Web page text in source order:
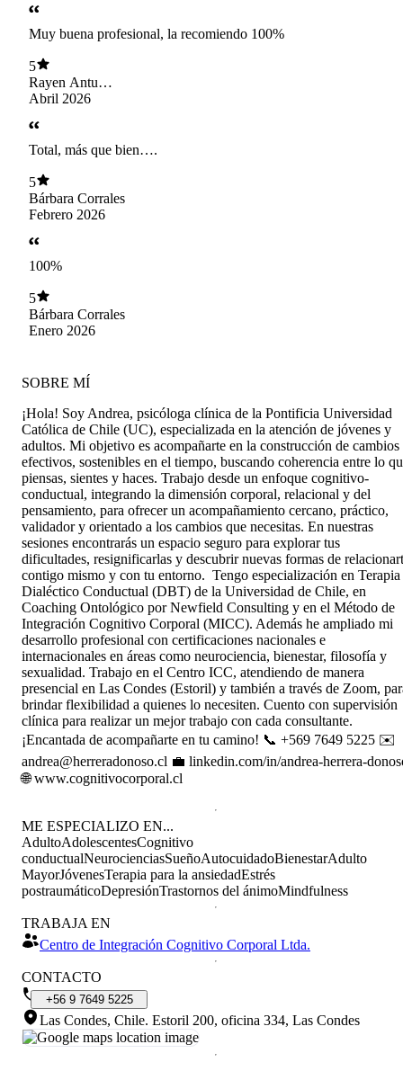
Muy buena profesional, la recomiendo 100%
5
Rayen Antu
Cantillano Matus
Abril 2026
Total, más que bien….
5
Bárbara Corrales
Febrero 2026
100%
5
Bárbara Corrales
Enero 2026
SOBRE MÍ
¡Hola! Soy Andrea, psicóloga clínica de la Pontificia Universidad
Católica de Chile (UC), especializada en la atención de jóvenes y
adultos. Mi objetivo es acompañarte en la construcción de cambios
efectivos, sostenibles en el tiempo, buscando coherencia entre lo
piensas, sientes y haces. Trabajo desde un enfoque cognitivo-
conductual, integrando la dimensión corporal, relacional y del
pensamiento, para ofrecer un acompañamiento cercano, práctico,
validador y orientado a los cambios que necesitas. En nuestras
sesiones encontrarás un espacio seguro para explorar tus
dificultades, resignificarlas y descubrir nuevas formas de
contigo mismo y con tu entorno. Tengo especialización en Terapia
Dialéctico Conductual (DBT) de la Universidad de Chile, en
Coaching Ontológico por Newfield Consulting y en el Método de
Integración Cognitivo Corporal (MICC). Además he ampliado mi
desarrollo profesional con certificaciones nacionales e
internacionales en áreas como neurociencia, bienestar, filosofía y
sexualidad. Trabajo en el Centro ICC, atendiendo de manera
presencial en Las Condes (Estoril) y también a través de Zoom,
brindar flexibilidad a quienes lo necesiten. Cuento con supervisión
clínica para realizar un mejor trabajo con cada consultante.
¡Encantada de acompañarte en tu camino! 📞 +569 7649 5225 ✉️
andrea@herreradonoso.cl 💼 linkedin.com/in/andrea-herrera-
🌐 www.cognitivocorporal.cl
ME ESPECIALIZO EN...
AdultoAdolescentesCognitivo
conductualNeurocienciasSueñoAutocuidadoBienestarAdulto
MayorJóvenesTerapia para la ansiedadEstrés
postraumáticoDepresiónTrastornos del ánimoMindfulness
TRABAJA EN
Centro de Integración Cognitivo Corporal Ltda.
CONTACTO
+56 9 7649 5225
Las Condes, Chile. Estoril 200, oficina 334, Las Condes